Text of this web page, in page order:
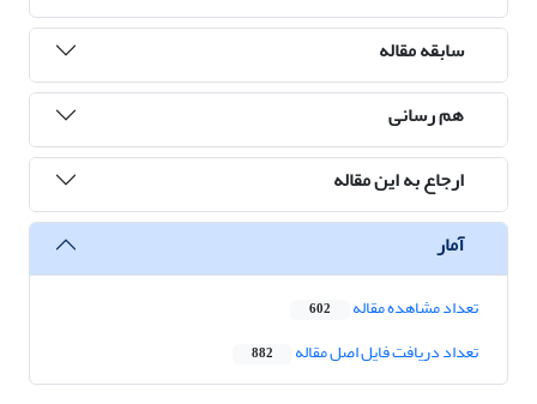
سابقه مقاله
هم رسانی
ارجاع به این مقاله
آمار
تعداد مشاهده مقاله 602
تعداد دریافت فایل اصل مقاله 882